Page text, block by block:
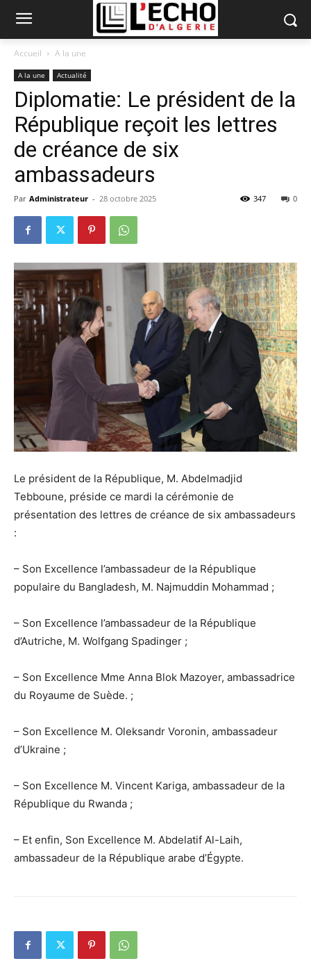
Accueil A la une
A la une Actualité
Diplomatie: Le président de la
République reçoit les lettres
de créance de six
ambassadeurs
Par Administrateur - 28 octobre 2025 0
347
Le président de la République, M. Abdelmadjid
Tebboune, préside ce mardi la cérémonie de
présentation des lettres de créance de six ambassadeurs
:
– Son Excellence l’ambassadeur de la République
populaire du Bangladesh, M. Najmuddin Mohammad ;
– Son Excellence l’ambassadeur de la République
d’Autriche, M. Wolfgang Spadinger ;
– Son Excellence Mme Anna Blok Mazoyer, ambassadrice
du Royaume de Suède. ;
– Son Excellence M. Oleksandr Voronin, ambassadeur
d’Ukraine ;
– Son Excellence M. Vincent Kariga, ambassadeur de la
République du Rwanda ;
– Et enfin, Son Excellence M. Abdelatif Al-Laih,
ambassadeur de la République arabe d’Égypte.